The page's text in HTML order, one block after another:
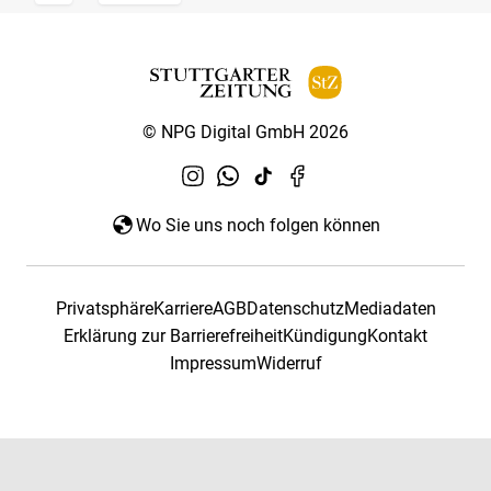
© NPG Digital GmbH 2026
Wo Sie uns noch folgen können
PrivatsphäreKarriereAGBDatenschutzMediadaten
Erklärung zur BarrierefreiheitKündigungKontakt
ImpressumWiderruf